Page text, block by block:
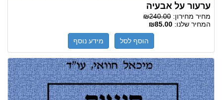
ערעור על אבעיה
מחיר מחירון: ₪240.00
המחיר שלנו: ₪85.00
הוסף לסל מידע נוסף